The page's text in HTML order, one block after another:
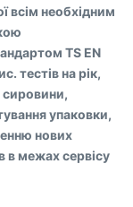
всім необхідним
TS EN
тестів на рік,
сировини,
упаковки,
нових
в межах сервісу